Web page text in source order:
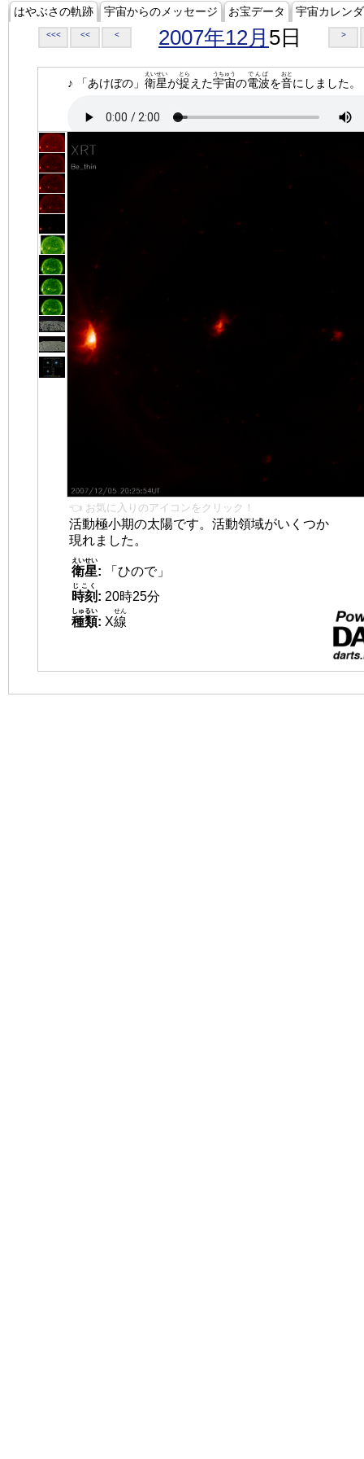
はやぶさの軌跡 宇宙からのメッセージ お宝データ 宇宙カレン
<<< << < 2007年12月 5日 >
♪ 「あけぼの」 衛星
えいせい
が捉
とら
えた宇宙
うちゅう
の電波
でんぱ
を音
おと
にしました。
👈 お気に入りのアイコンをクリック！
活動極小期の太陽です。活動領域がいくつか
現れました。
衛星
えいせい
:
「ひので」
時刻
じこく
: 20時25分
種類
しゅるい
: X線
せん